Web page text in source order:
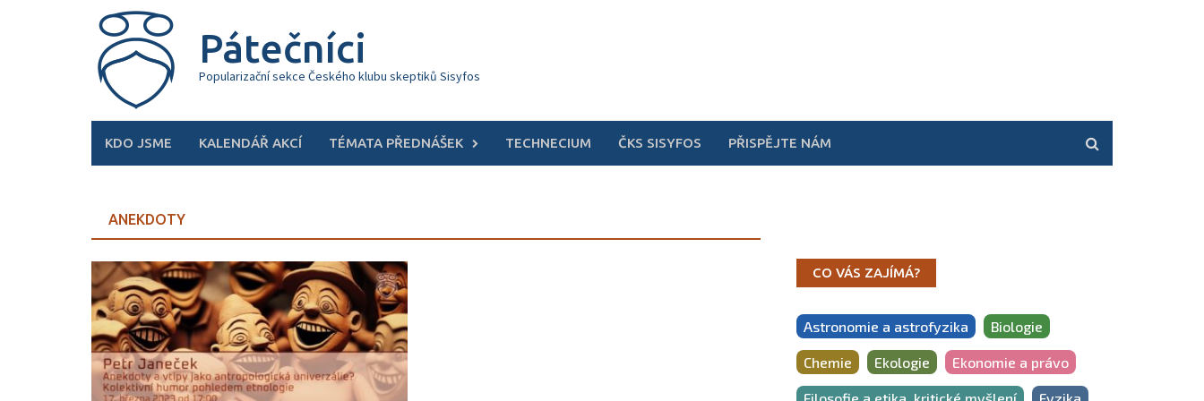
Pátečníci
Popularizační sekce Českého klubu skeptiků Sisyfos
KDO JSME KALENDÁŘ AKCÍ TÉMATA PŘEDNÁŠEK TECHNECIUM ČKS SISYFOS PŘISPĚJTE NÁM
ANEKDOTY
CO VÁS ZAJÍMÁ?
Astronomie a astrofyzika Biologie
Chemie Ekologie Ekonomie a právo